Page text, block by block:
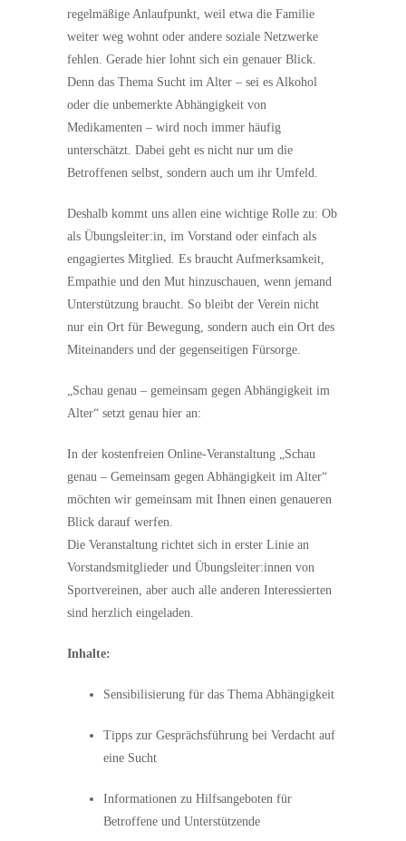
regelmäßige Anlaufpunkt, weil etwa die Familie
weiter weg wohnt oder andere soziale Netzwerke
fehlen. Gerade hier lohnt sich ein genauer Blick.
Denn das Thema Sucht im Alter – sei es Alkohol
oder die unbemerkte Abhängigkeit von
Medikamenten – wird noch immer häufig
unterschätzt. Dabei geht es nicht nur um die
Betroffenen selbst, sondern auch um ihr Umfeld.
Deshalb kommt uns allen eine wichtige Rolle zu: Ob
als Übungsleiter:in, im Vorstand oder einfach als
engagiertes Mitglied. Es braucht Aufmerksamkeit,
Empathie und den Mut hinzuschauen, wenn jemand
Unterstützung braucht. So bleibt der Verein nicht
nur ein Ort für Bewegung, sondern auch ein Ort des
Miteinanders und der gegenseitigen Fürsorge.
„Schau genau – gemeinsam gegen Abhängigkeit im
Alter“ setzt genau hier an:
In der kostenfreien Online-Veranstaltung „Schau
genau – Gemeinsam gegen Abhängigkeit im Alter“
möchten wir gemeinsam mit Ihnen einen genaueren
Blick darauf werfen.
Die Veranstaltung richtet sich in erster Linie an
Vorstandsmitglieder und Übungsleiter:innen von
Sportvereinen, aber auch alle anderen Interessierten
sind herzlich eingeladen.
Inhalte:
Sensibilisierung für das Thema Abhängigkeit
Tipps zur Gesprächsführung bei Verdacht auf
eine Sucht
Informationen zu Hilfsangeboten für
Betroffene und Unterstützende